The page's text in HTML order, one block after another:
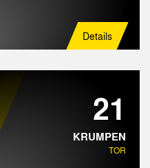
Details
21
KRUMPEN
TOR